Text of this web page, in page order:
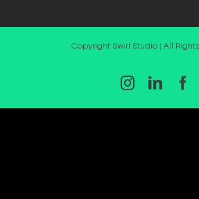
Copyright Swirl Studio | All
Instagram